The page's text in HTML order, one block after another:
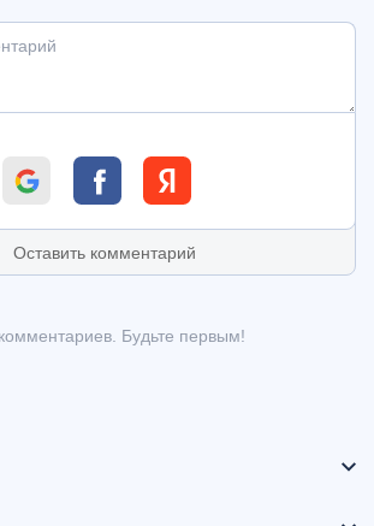
Оставить комментарий
Будьте первым!